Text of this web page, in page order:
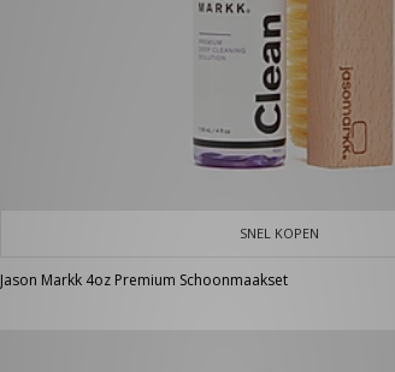
SNEL KOPEN
Jason Markk 4oz Premium Schoonmaakset